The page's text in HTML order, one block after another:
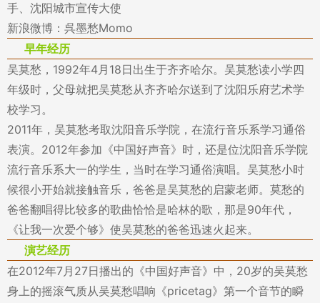
手、沈阳城市宣传大使
新浪微博：呉墨愁Momo
早年经历
吴莫愁，1992年4月18日出生于齐齐哈尔。吴莫愁读小学四
年级时，父母就把吴莫愁从齐齐哈尔送到了沈阳乐府艺术学
校学习。
2011年，吴莫愁考取沈阳音乐学院，在流行音乐系学习通俗
表演。2012年参加《中国好声音》时，还是位沈阳音乐学院
流行音乐系大一的学生，当时在学习通俗演唱。吴莫愁小时
候很小开始就接触音乐，爸爸是吴莫愁的启蒙老师。莫愁的
爸爸翻唱得比较多的歌曲恰恰是哈林的歌，那是90年代，
《让我一次爱个够》使吴莫愁的爸爸迅速火起来。
演艺经历
在2012年7月27日播出的《中国好声音》中，20岁的吴莫愁
身上的摇滚气质从吴莫愁唱响《pricetag》第一个音节的瞬